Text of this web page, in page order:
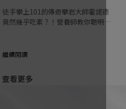
徒手攀上101的傳奇攀岩大師霍諾德
竟然幾乎吃素？！營養師教你聰明吃
繼續閱讀
查看更多